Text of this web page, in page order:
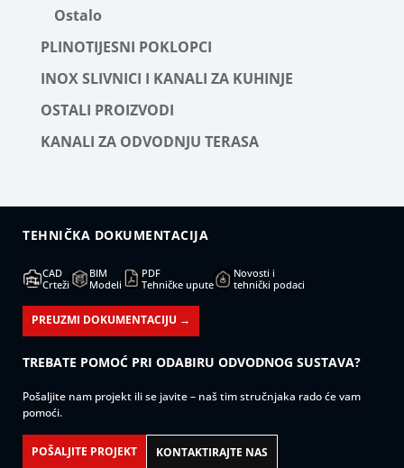
Ostalo
PLINOTIJESNI POKLOPCI
INOX SLIVNICI I KANALI ZA KUHINJE
OSTALI PROIZVODI
KANALI ZA ODVODNJU TERASA
TEHNIČKA DOKUMENTACIJA
CAD
Crteži
BIM
Modeli
PDF
Tehničke upute
Novosti i
tehnički podaci
PREUZMI DOKUMENTACIJU →
TREBATE POMOĆ PRI ODABIRU ODVODNOG SUSTAVA?
Pošaljite nam projekt ili se javite – naš tim stručnjaka rado će vam
pomoći.
POŠALJITE PROJEKT KONTAKTIRAJTE NAS